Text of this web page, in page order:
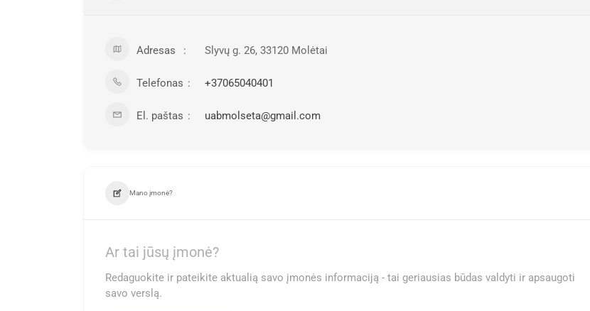
Adresas Slyvų g. 26, 33120 Molėtai
Telefonas +37065040401
El. paštas uabmolseta@gmail.com
Mano įmonė?
Ar tai jūsų įmonė?
Redaguokite ir pateikite aktualią savo įmonės informaciją - tai geriausias būdas valdyti ir apsaugoti
savo verslą.